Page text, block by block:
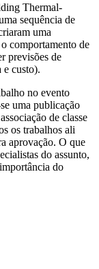
Thermal-
sequência de
uma
comportamento de
previsões de
e custo).
no evento
uma publicação
de classe
os trabalhos ali
aprovação. O que
do assunto,
do